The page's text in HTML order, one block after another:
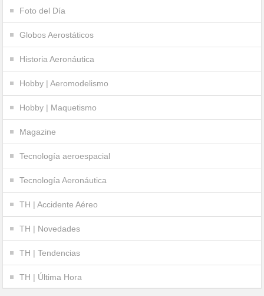
Foto del Día
Globos Aerostáticos
Historia Aeronáutica
Hobby | Aeromodelismo
Hobby | Maquetismo
Magazine
Tecnología aeroespacial
Tecnología Aeronáutica
TH | Accidente Aéreo
TH | Novedades
TH | Tendencias
TH | Última Hora